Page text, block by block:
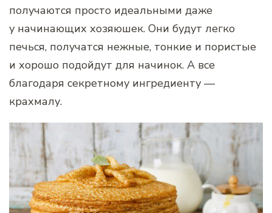
получаются просто идеальными даже
у начинающих хозяюшек. Они будут легко
печься, получатся нежные, тонкие и пористые
и хорошо подойдут для начинок. А все
благодаря секретному ингредиенту —
крахмалу.